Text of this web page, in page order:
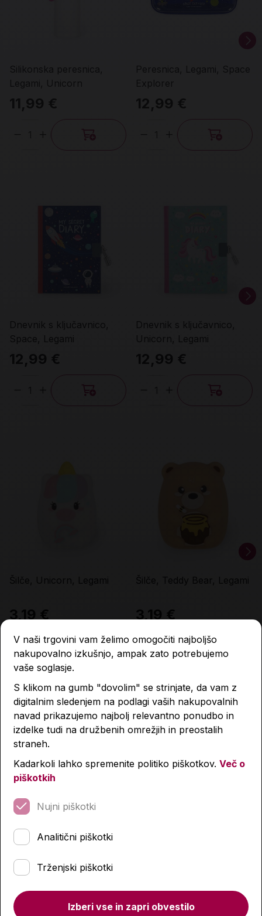
Silikonska peresnica,
Legami, Unicorn
11,99 €
Peresnica, Legami, Space
Explorer
12,99 €
Dnevnik s ključavnico,
Space, Legami
12,99 €
Dnevnik s ključavnico,
Unicorn, Legami
12,99 €
Šilče, Unicorn, Legami
3,19 €
Količina
Šilče, Teddy Bear, Legami
3,19 €
Količina
Igrače
Mini arkadna družabna
16,99 € 9,99 €
V naši trgovini vam želimo omogočiti najboljšo
nakupovalno izkušnjo, ampak zato potrebujemo
vaše soglasje.
S klikom na gumb "dovolim" se strinjate, da vam z
digitalnim sledenjem na podlagi vaših nakupovalnih
navad prikazujemo najbolj relevantno ponudbo in
izdelke tudi na družbenih omrežjih in preostalih
straneh.
Kadarkoli lahko spremenite politiko piškotkov. Več o
piškotkih
Nujni piškotki
Analitični piškotki
Trženjski piškotki
Izberi vse in zapri obvestilo